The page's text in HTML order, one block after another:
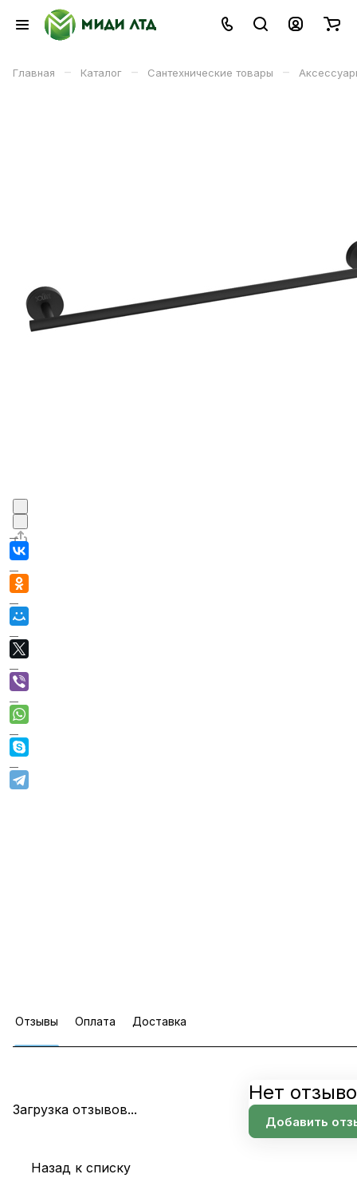
Главная – Каталог – Сантехнические товары –
Отзывы Оплата Доставка
Загрузка отзывов...
Нет
Добавить
Назад к списку